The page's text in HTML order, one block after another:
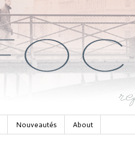
Nouveautés About